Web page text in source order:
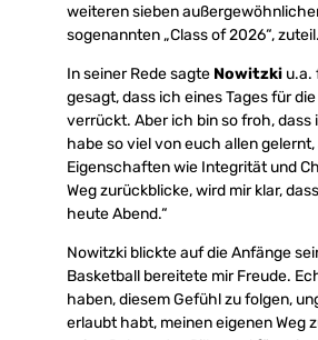
weiteren sieben
sogenannten „Class of 2026“, zuteil.
In seiner Rede sagte Nowitzki u.a.
gesagt, dass ich eines Tages für
verrückt. Aber ich bin so froh, dass
habe so viel von euch allen
Eigenschaften wie Integrität und
Weg zurückblicke, wird mir klar,
heute Abend.“
Nowitzki blickte auf die Anfänge
Basketball bereitete mir Freude.
haben, diesem Gefühl zu folgen,
erlaubt habt, meinen eigenen Weg